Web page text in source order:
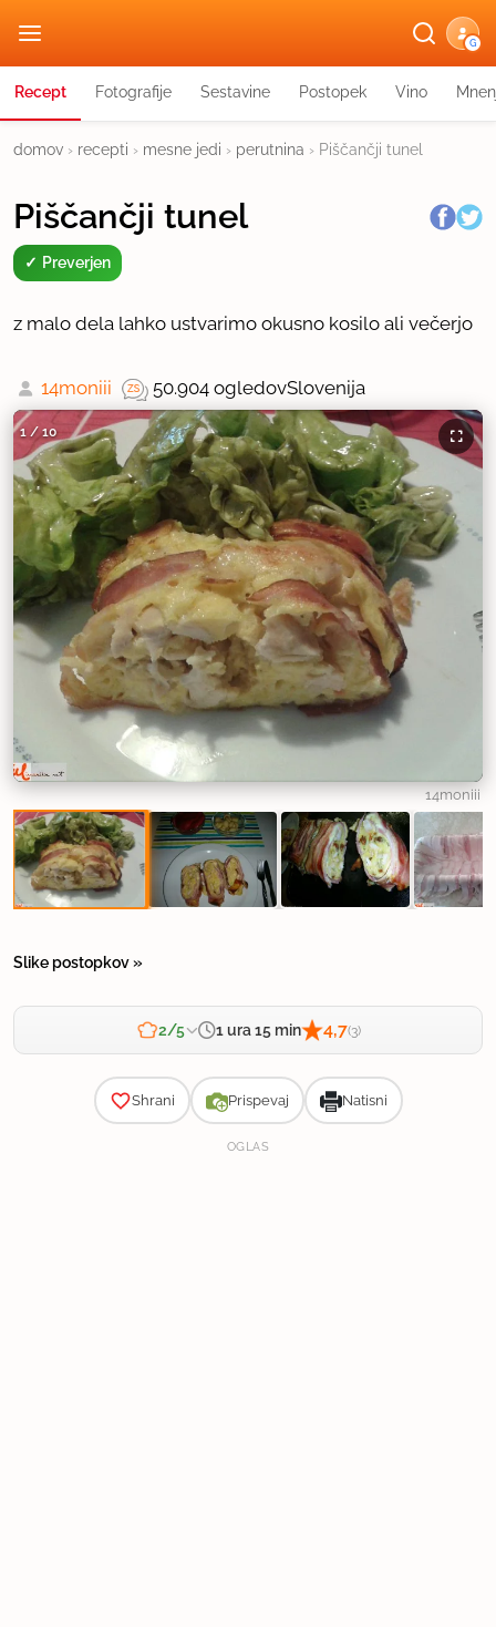
G
Recept Fotografije Sestavine Postopek Vino
domov › recepti › mesne jedi › perutnina › Piščančji tunel
Piščančji tunel
Preverjen
z malo dela lahko ustvarimo okusno kosilo ali večerjo
14moniii 50.904 ogledovSlovenija
1 /10
14moniii
Slike postopkov »
2/5 1 ura 15 min 4,7(3)
Shrani Prispevaj Natisni
OGLAS